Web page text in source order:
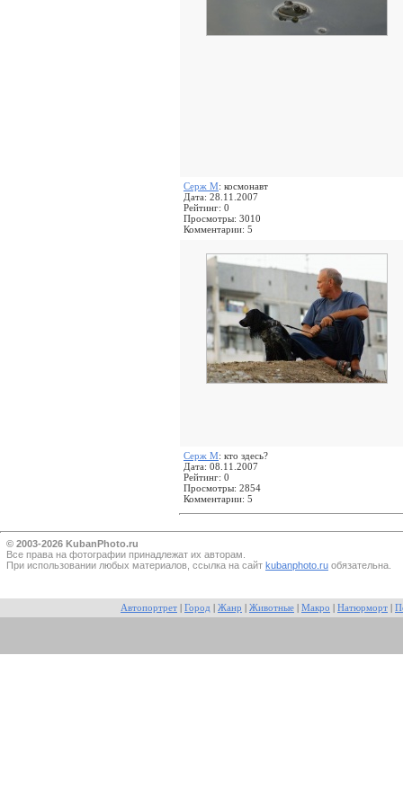
Серж М: космонавт
Дата: 28.11.2007
Рейтинг: 0
Просмотры: 3010
Комментарии: 5
Серж М: кто здесь?
Дата: 08.11.2007
Рейтинг: 0
Просмотры: 2854
Комментарии: 5
© 2003-2026 KubanPhoto.ru
Все прaва на фотографии принадлежат их авторам.
При использовании любых материалов, ссылка на сайт kubanphoto.ru обязательна.
Автопортрет Город Жанр Животные Макро Натюрморт